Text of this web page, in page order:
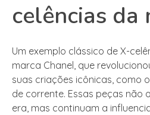
celências da
Um exemplo clássico de X-
marca Chanel, que
suas criações icônicas, como
de corrente. Essas peças não
era, mas continuam a